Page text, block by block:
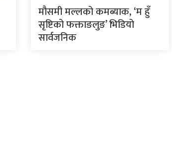
मौसमी मल्लको कमब्याक, ‘म हुँ
सृष्टिको फक्ताङलुङ’ भिडियो
सार्वजनिक